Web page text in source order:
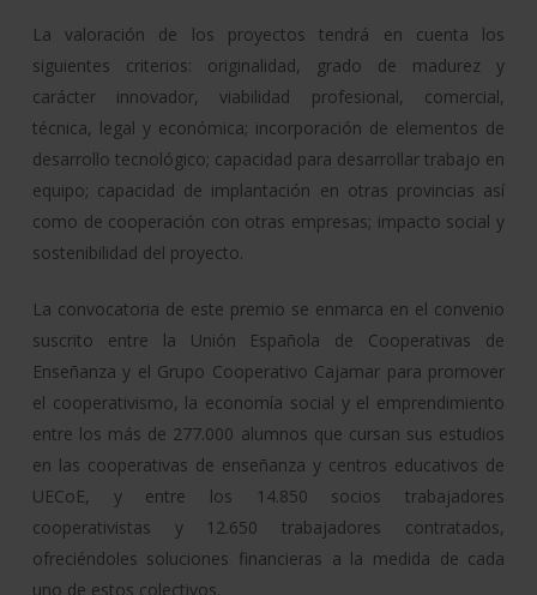
La valoración de los proyectos tendrá en cuenta los
siguientes criterios: originalidad, grado de madurez y
carácter innovador, viabilidad profesional, comercial,
técnica, legal y económica; incorporación de elementos de
desarrollo tecnológico; capacidad para desarrollar trabajo en
equipo; capacidad de implantación en otras provincias así
como de cooperación con otras empresas; impacto social y
sostenibilidad del proyecto.
La convocatoria de este premio se enmarca en el convenio
suscrito entre la Unión Española de Cooperativas de
Enseñanza y el Grupo Cooperativo Cajamar para promover
el cooperativismo, la economía social y el emprendimiento
entre los más de 277.000 alumnos que cursan sus estudios
en las cooperativas de enseñanza y centros educativos de
UECoE, y entre los 14.850 socios trabajadores
cooperativistas y 12.650 trabajadores contratados,
ofreciéndoles soluciones financieras a la medida de cada
uno de estos colectivos.